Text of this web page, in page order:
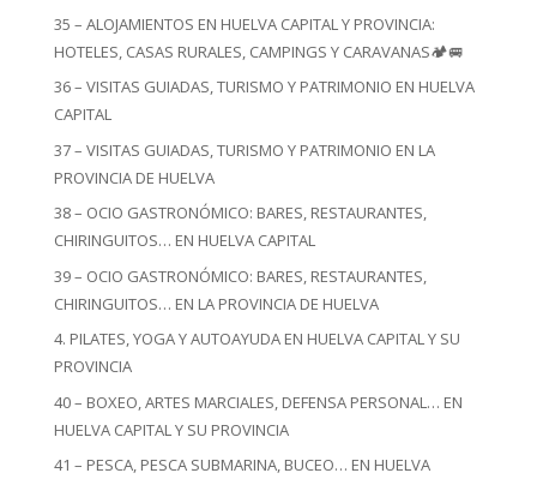
35 – ALOJAMIENTOS EN HUELVA CAPITAL Y PROVINCIA:
HOTELES, CASAS RURALES, CAMPINGS Y CARAVANAS🏕️🚐
36 – VISITAS GUIADAS, TURISMO Y PATRIMONIO EN HUELVA
CAPITAL
37 – VISITAS GUIADAS, TURISMO Y PATRIMONIO EN LA
PROVINCIA DE HUELVA
38 – OCIO GASTRONÓMICO: BARES, RESTAURANTES,
CHIRINGUITOS… EN HUELVA CAPITAL
39 – OCIO GASTRONÓMICO: BARES, RESTAURANTES,
CHIRINGUITOS… EN LA PROVINCIA DE HUELVA
4. PILATES, YOGA Y AUTOAYUDA EN HUELVA CAPITAL Y SU
PROVINCIA
40 – BOXEO, ARTES MARCIALES, DEFENSA PERSONAL… EN
HUELVA CAPITAL Y SU PROVINCIA
41 – PESCA, PESCA SUBMARINA, BUCEO… EN HUELVA